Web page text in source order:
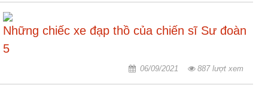
Hướng
Những chiếc xe đạp thồ của chiến sĩ Sư đoàn
5
06/09/2021 887 lượt xem